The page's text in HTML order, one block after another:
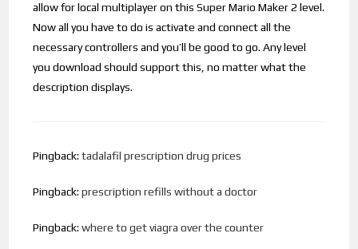
allow for local multiplayer on this Super Mario Maker 2 level.
Now all you have to do is activate and connect all the
necessary controllers and you’ll be good to go. Any level
you download should support this, no matter what the
description displays.
Pingback:tadalafil prescription drug prices
Pingback:prescription refills without a doctor
Pingback:where to get viagra over the counter